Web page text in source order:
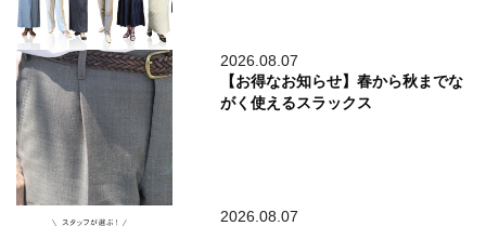
2026.08.07
【お得なお知らせ】春から秋までな
がく使えるスラックス
2026.08.07